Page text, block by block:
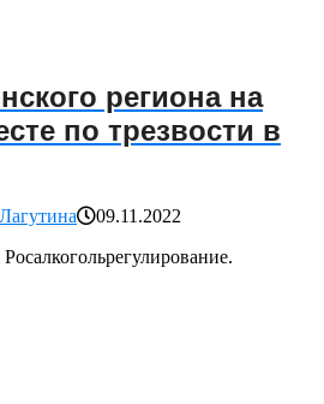
региона на
по трезвости в
09.11.2022